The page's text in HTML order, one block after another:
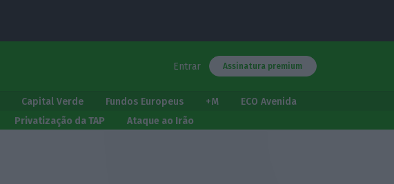
Entrar Assinatura premium
Capital Verde Fundos Europeus +M
ECO Avenida
Privatização da TAP Ataque ao Irão